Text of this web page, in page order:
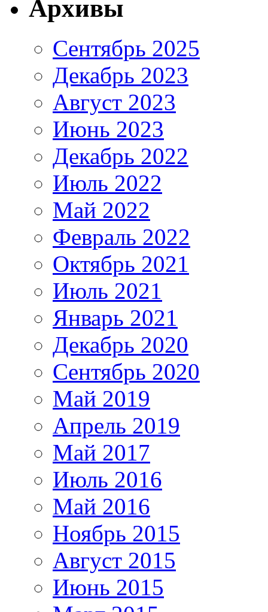
Архивы
Сентябрь 2025
Декабрь 2023
Август 2023
Июнь 2023
Декабрь 2022
Июль 2022
Май 2022
Февраль 2022
Октябрь 2021
Июль 2021
Январь 2021
Декабрь 2020
Сентябрь 2020
Май 2019
Апрель 2019
Май 2017
Июль 2016
Май 2016
Ноябрь 2015
Август 2015
Июнь 2015